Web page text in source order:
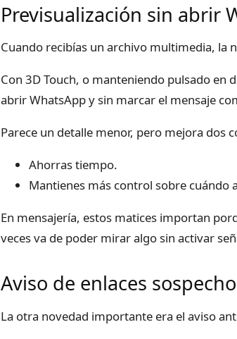
Previsualización sin abrir
Cuando recibías un archivo multimedia, la
Con 3D Touch, o manteniendo pulsado en
abrir WhatsApp y sin marcar el mensaje
Parece un detalle menor, pero mejora dos
Ahorras tiempo.
Mantienes más control sobre cuándo
En mensajería, estos matices importan
veces va de poder mirar algo sin activar
Aviso de enlaces
La otra novedad importante era el aviso